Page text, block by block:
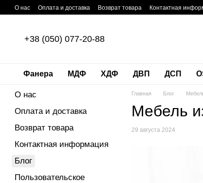
Перейти к основному контенту
О нас Оплата и доставка Возврат товара Контактная
+38 (050) 077-20-88
Фанера МДФ ХДФ ДВП ДСП
Главная Блог
Мебель
29 августа 2024
О нас
Оплата и доставка
Возврат товара
Контактная информация
Блог
Пользовательское